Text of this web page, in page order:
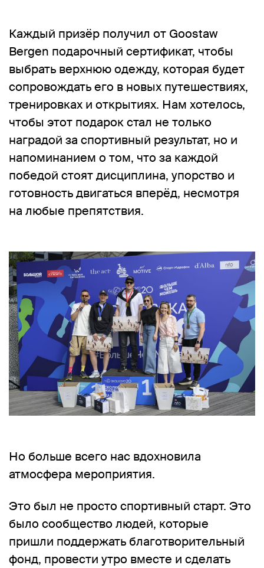
Каждый призёр получил от Goostaw
Bergen подарочный сертификат, чтобы
выбрать верхнюю одежду, которая будет
сопровождать его в новых путешествиях,
тренировках и открытиях. Нам хотелось,
чтобы этот подарок стал не только
наградой за спортивный результат, но и
напоминанием о том, что за каждой
победой стоят дисциплина, упорство и
готовность двигаться вперёд, несмотря
на любые препятствия.
Но больше всего нас вдохновила
атмосфера мероприятия.
Это был не просто спортивный старт. Это
было сообщество людей, которые
пришли поддержать благотворительный
фонд, провести утро вместе и сделать